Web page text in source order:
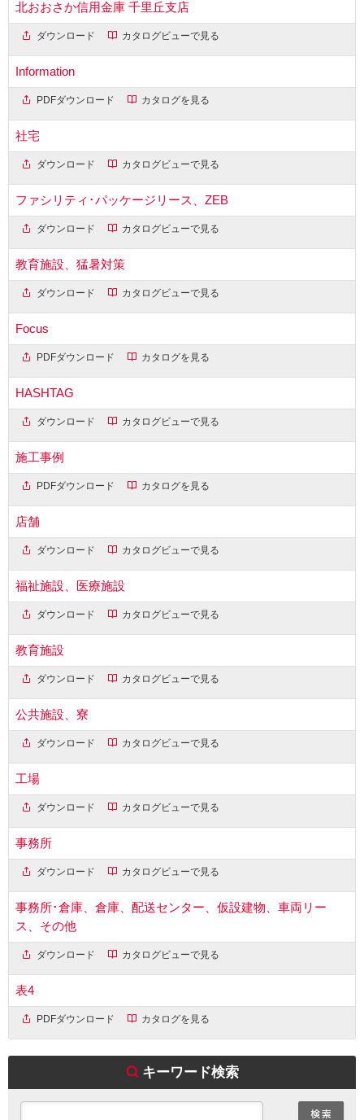
北おおさか信用金庫 千里丘支店
ダウンロード カタログビューで見る
Information
PDFダウンロード カタログを見る
社宅
ダウンロード カタログビューで見る
ファシリティ･パッケージリース、ZEB
ダウンロード カタログビューで見る
教育施設、猛暑対策
ダウンロード カタログビューで見る
Focus
PDFダウンロード カタログを見る
HASHTAG
ダウンロード カタログビューで見る
施工事例
PDFダウンロード カタログを見る
店舗
ダウンロード カタログビューで見る
福祉施設、医療施設
ダウンロード カタログビューで見る
教育施設
ダウンロード カタログビューで見る
公共施設、寮
ダウンロード カタログビューで見る
工場
ダウンロード カタログビューで見る
事務所
ダウンロード カタログビューで見る
事務所･倉庫、倉庫、配送センター、仮設建物、車両リー
ス、その他
ダウンロード カタログビューで見る
表4
PDFダウンロード カタログを見る
キーワード検索